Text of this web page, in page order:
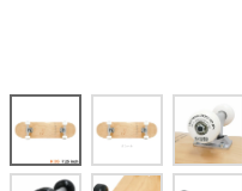
8.4inch
8.5inch
64mmスケートケース・バッ
メディア（雑誌・DVD
27.5cmソックス
アンダーウエア